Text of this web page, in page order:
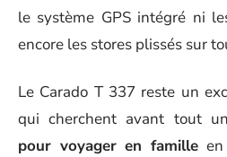
le système GPS intégré ni
encore les stores plissés sur
Le Carado T 337 reste un
qui cherchent avant tout
pour voyager en familleen